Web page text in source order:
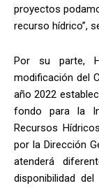
proyectos
recurso hídrico”,
Por su parte,
modificación del
año 2022
fondo para la
Recursos
por la Dirección
atenderá
disponibilidad